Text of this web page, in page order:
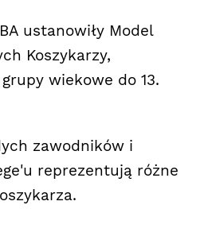
ustanowiły Model
Koszykarzy,
wiekowe do 13.
zawodników i
reprezentują różne